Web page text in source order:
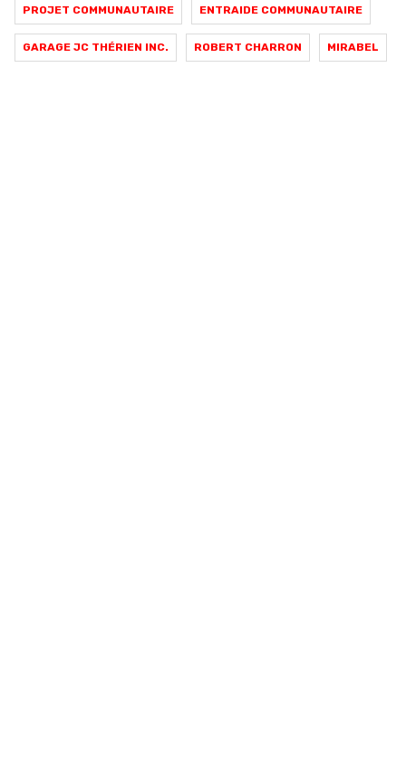
PROJET COMMUNAUTAIRE ENTRAIDE COMMUNAUTAIRE
GARAGE JC THÉRIEN INC. ROBERT CHARRON MIRABEL